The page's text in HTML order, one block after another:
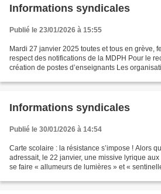
Informations syndicales
Publié le 23/01/2026 à 15:55
Mardi 27 janvier 2025 toutes et tous en grève,
respect des notifications de la MDPH Pour le
création de postes d’enseignants Les
Informations syndicales
Publié le 30/01/2026 à 14:54
Carte scolaire : la résistance s’impose ! Alors
adressait, le 22 janvier, une missive lyrique
se faire « allumeurs de lumières » et «